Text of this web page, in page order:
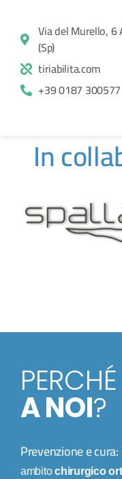
Via del Murello, 6
(Sp)
tiriabilita.com
+39 0187 300577
In
A NOI?
Prevenzione e cura:
ambitochirurgico